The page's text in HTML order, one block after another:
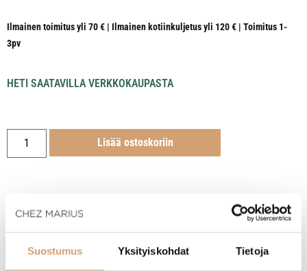
Suostumus Yksityiskohdat Tietoja
Ilmainen toimitus yli 70 € | Ilmainen kotiinkuljetus yli 120 € | Toimitus 1-
3pv
HETI SAATAVILLA VERKKOKAUPASTA
Lisää ostoskoriin